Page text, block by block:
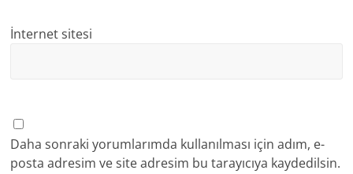
İnternet sitesi
Daha sonraki yorumlarımda kullanılması için adım, e-
posta adresim ve site adresim bu tarayıcıya kaydedilsin.